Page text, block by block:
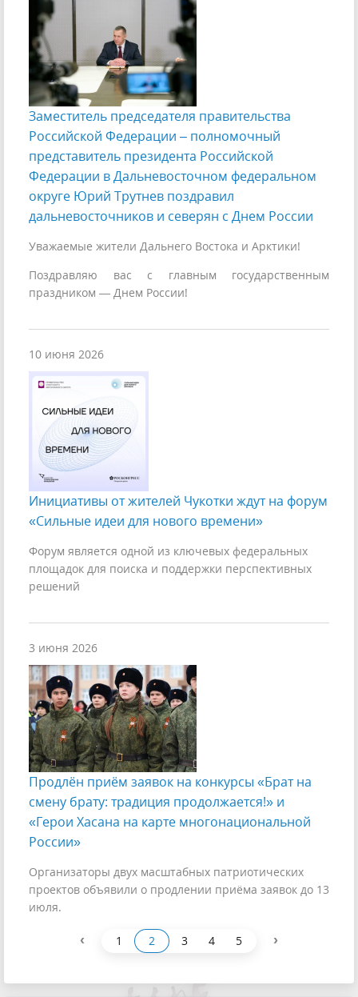
Заместитель председателя правительства
Российской Федерации – полномочный
представитель президента Российской
Федерации в Дальневосточном федеральном
округе Юрий Трутнев поздравил
дальневосточников и северян с Днем России
Уважаемые жители Дальнего Востока и Арктики!
Поздравляю вас с главным государственным
праздником — Днем России!
10 июня 2026
Инициативы от жителей Чукотки ждут на форум
«Сильные идеи для нового времени»
Форум является одной из ключевых федеральных
площадок для поиска и поддержки перспективных
решений
3 июня 2026
Продлён приём заявок на конкурсы «Брат на
смену брату: традиция продолжается!» и
«Герои Хасана на карте многонациональной
России»
Организаторы двух масштабных патриотических
проектов объявили о продлении приёма заявок до 13
июля.
‹ 1 2 3 4 5 ›